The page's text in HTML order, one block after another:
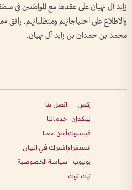
زايد آل نهيان على عقدها مع المواطنين في
والاطلاع على احتياجاتهم ومتطلباتهم. رافق
محمد بن حمدان بن زايد آل نهيان.
إكس
لينكدإن
فيسبوك
انستغرام
يوتيوب
تيك توك
اتصل بنا
خدماتنا
أعلن معنا
اشترك في البيان
سياسة الخصوصية